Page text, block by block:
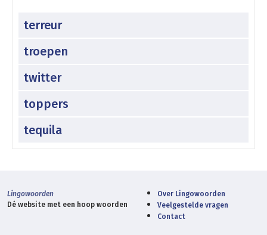
terreur
troepen
twitter
toppers
tequila
Lingowoorden
Dé website met een hoop woorden
Over Lingowoorden
Veelgestelde vragen
Contact